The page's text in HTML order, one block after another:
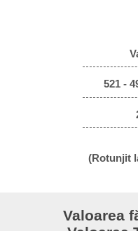
521 -
(Rotunjit
Valoarea